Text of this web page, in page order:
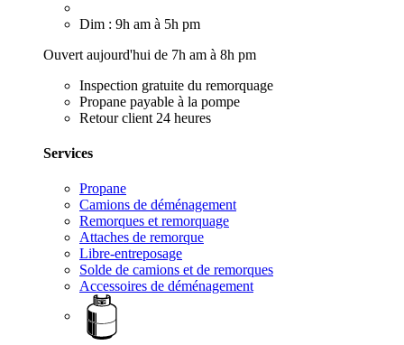
Dim : 9h am à 5h pm
Ouvert aujourd'hui de 7h am à 8h pm
Inspection gratuite du remorquage
Propane payable à la pompe
Retour client 24 heures
Services
Propane
Camions de déménagement
Remorques et remorquage
Attaches de remorque
Libre-entreposage
Solde de camions et de remorques
Accessoires de déménagement